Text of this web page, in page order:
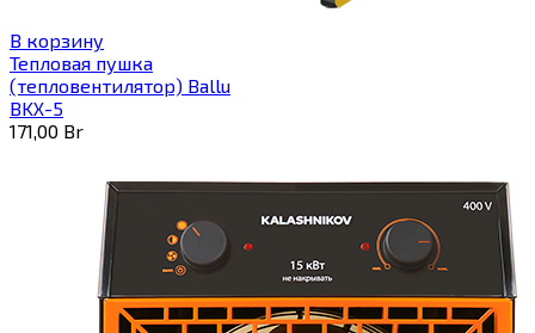
В корзину
Тепловая пушка
(тепловентилятор) Ballu
BKX-5
171,00 Br